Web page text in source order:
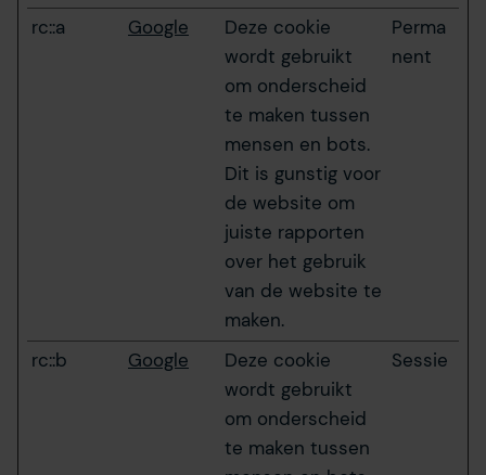
rc::a Google
Deze cookie
wordt gebruikt
om onderscheid
te maken tussen
mensen en bots.
Dit is gunstig voor
de website om
juiste rapporten
over het gebruik
van de website te
maken.
Perma
nent
rc::b Google
Deze cookie
wordt gebruikt
om onderscheid
te maken tussen
Sessie